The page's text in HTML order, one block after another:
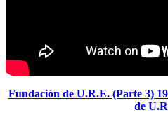
Fundación de U.R.E. (Parte 3)
de